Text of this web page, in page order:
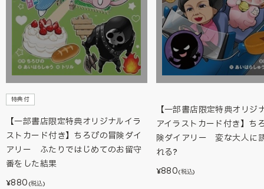
特典付
【一部書店限定特典オリジナルイラ
ストカード付き】ちろぴの冒険ダイ
アリー ふたりではじめてのお留守
番をした結果
¥880 (税込)
【一部書店限定特典オリジ
アイラストカード付き】ち
険ダイアリー 変な大人に
れる?
¥880(税込)